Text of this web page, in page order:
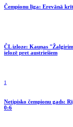
Čempionu līga: Erevānā
ČL izloze: Kauņas
ielozē pret austriešiem
1
Netipisko čempionu gads:
0:6